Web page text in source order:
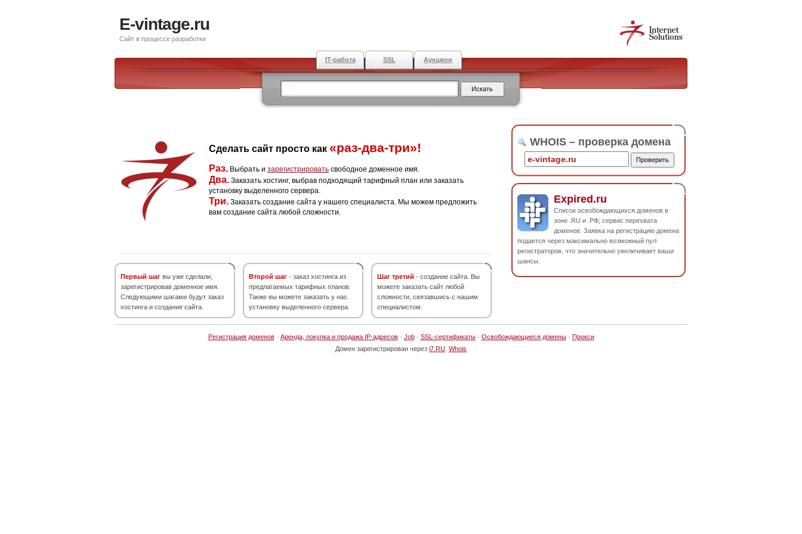
E-vintage.ru
Сайт в процессе разработки
IT-работа SSL Аукцион
Сделать сайт просто как «раз-два-три»!
Раз. Выбрать и зарегистрировать свободное доменное имя.
Два. Заказать хостинг, выбрав подходящий тарифный план или заказать
установку выделенного сервера.
Три. Заказать создание сайта у нашего специалиста. Мы можем предложить
вам создание сайта любой сложности.
Первый шаг вы уже сделали,
зарегистрировав доменное имя.
Следующими шагами будут заказ
хостинга и создание сайта.
Второй шаг - заказ хостинга из
предлагаемых тарифных планов.
Также вы можете заказать у нас
установку выделенного сервера.
Шаг третий - создание сайта. Вы
можете заказать сайт любой
сложности, связавшись с нашим
специалистом.
WHOIS – проверка домена
Expired.ru
Список освобождающихся доменов в
зоне .RU и .РФ, сервис перехвата
доменов. Заявка на регистрацию домена
подается через максимально возможный пул
регистраторов, что значительно увеличивает ваши
шансы.
Регистрация доменов· Аренда, покупка и продажа IP-адресов· Job· SSL-сертификаты· Освобождающиеся домены· Прокси
Домен зарегистрирован через i7.RU Whois